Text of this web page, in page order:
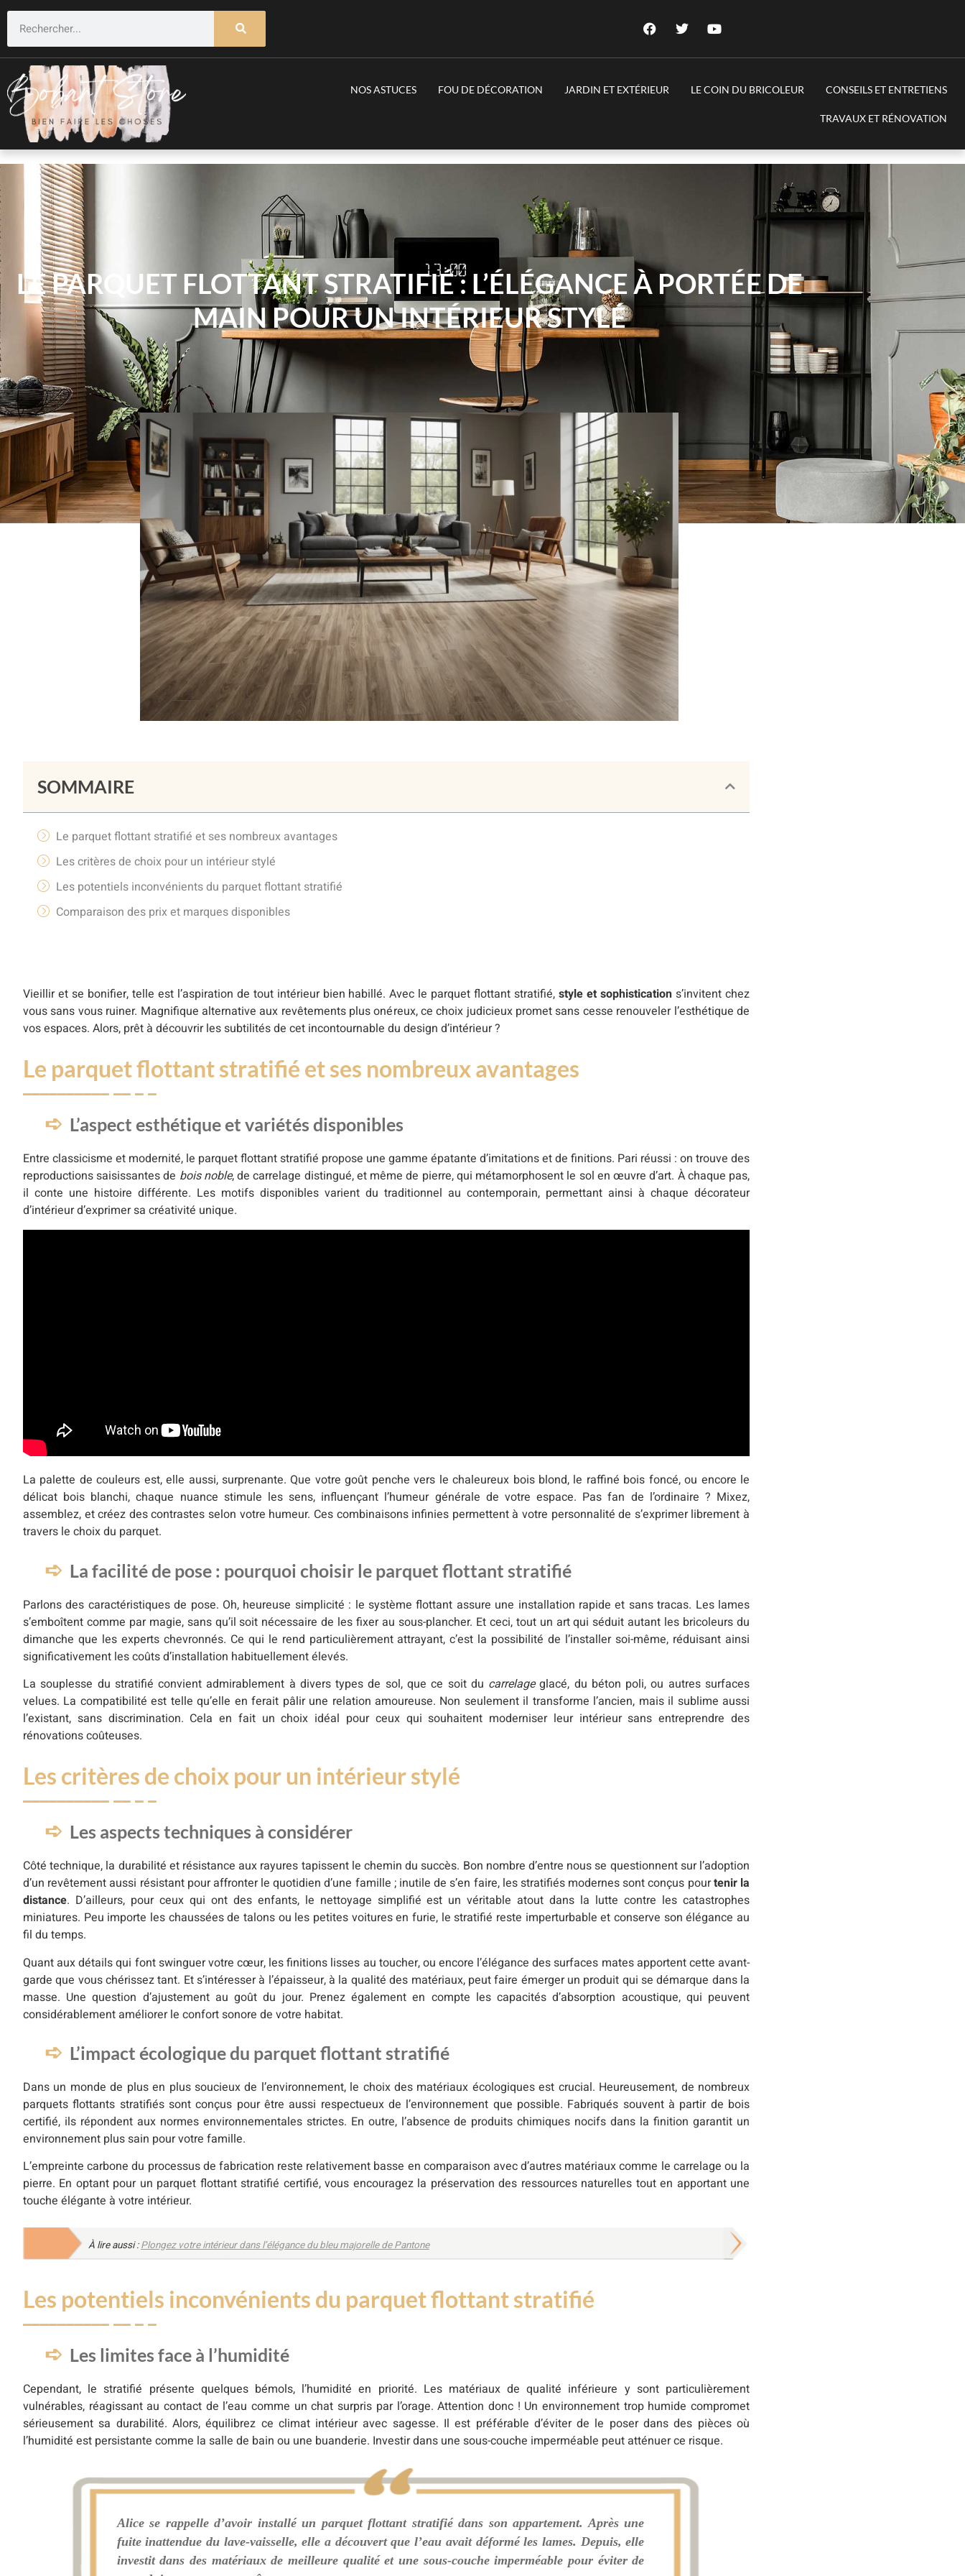
NOS ASTUCES FOU DE DÉCORATION JARDIN ET EXTÉRIEUR LE COIN DU BRICOLEUR CONSEILS ET ENTRETIENS
TRAVAUX ET RÉNOVATION
LE PARQUET FLOTTANT STRATIFIÉ : L’ÉLÉGANCE À PORTÉE DE
MAIN POUR UN INTÉRIEUR STYLÉ
SOMMAIRE
Le parquet flottant stratifié et ses nombreux avantages
Les critères de choix pour un intérieur stylé
Les potentiels inconvénients du parquet flottant stratifié
Comparaison des prix et marques disponibles
Vieillir et se bonifier, telle est l’aspiration de tout intérieur bien habillé. Avec le parquet flottant stratifié,style et sophistication s’invitent chez
vous sans vous ruiner. Magnifique alternative aux revêtements plus onéreux, ce choix judicieux promet sans cesse renouveler l’esthétique de
vos espaces. Alors, prêt à découvrir les subtilités de cet incontournable du design d’intérieur ?
Le parquet flottant stratifié et ses nombreux avantages
L’aspect esthétique et variétés disponibles
Entre classicisme et modernité, le parquet flottant stratifié propose une gamme épatante d’imitations et de finitions. Pari réussi : on trouve des
reproductions saisissantes de bois noble, de carrelage distingué, et même de pierre, qui métamorphosent le sol en œuvre d’art. À chaque pas,
il conte une histoire différente. Les motifs disponibles varient du traditionnel au contemporain, permettant ainsi à chaque décorateur
d’intérieur d’exprimer sa créativité unique.
La palette de couleurs est, elle aussi, surprenante. Que votre goût penche vers le chaleureux bois blond, le raffiné bois foncé, ou encore le
délicat bois blanchi, chaque nuance stimule les sens, influençant l’humeur générale de votre espace. Pas fan de l’ordinaire ? Mixez,
assemblez, et créez des contrastes selon votre humeur. Ces combinaisons infinies permettent à votre personnalité de s’exprimer librement à
travers le choix du parquet.
La facilité de pose : pourquoi choisir le parquet flottant stratifié
Parlons des caractéristiques de pose. Oh, heureuse simplicité : le système flottant assure une installation rapide et sans tracas. Les lames
s’emboîtent comme par magie, sans qu’il soit nécessaire de les fixer au sous-plancher. Et ceci, tout un art qui séduit autant les bricoleurs du
dimanche que les experts chevronnés. Ce qui le rend particulièrement attrayant, c’est la possibilité de l’installer soi-même, réduisant ainsi
significativement les coûts d’installation habituellement élevés.
La souplesse du stratifié convient admirablement à divers types de sol, que ce soit du carrelageglacé, du béton poli, ou autres surfaces
velues. La compatibilité est telle qu’elle en ferait pâlir une relation amoureuse. Non seulement il transforme l’ancien, mais il sublime aussi
l’existant, sans discrimination. Cela en fait un choix idéal pour ceux qui souhaitent moderniser leur intérieur sans entreprendre des
rénovations coûteuses.
Les critères de choix pour un intérieur stylé
Les aspects techniques à considérer
Côté technique, la durabilité et résistance aux rayures tapissent le chemin du succès. Bon nombre d’entre nous se questionnent sur l’adoption
d’un revêtement aussi résistant pour affronter le quotidien d’une famille ; inutile de s’en faire, les stratifiés modernes sont conçus pourtenir la
distance. D’ailleurs, pour ceux qui ont des enfants, le nettoyage simplifié est un véritable atout dans la lutte contre les catastrophes
miniatures. Peu importe les chaussées de talons ou les petites voitures en furie, le stratifié reste imperturbable et conserve son élégance au
fil du temps.
Quant aux détails qui font swinguer votre cœur, les finitions lisses au toucher, ou encore l’élégance des surfaces mates apportent cette avant-
garde que vous chérissez tant. Et s’intéresser à l’épaisseur, à la qualité des matériaux, peut faire émerger un produit qui se démarque dans la
masse. Une question d’ajustement au goût du jour. Prenez également en compte les capacités d’absorption acoustique, qui peuvent
considérablement améliorer le confort sonore de votre habitat.
L’impact écologique du parquet flottant stratifié
Dans un monde de plus en plus soucieux de l’environnement, le choix des matériaux écologiques est crucial. Heureusement, de nombreux
parquets flottants stratifiés sont conçus pour être aussi respectueux de l’environnement que possible. Fabriqués souvent à partir de bois
certifié, ils répondent aux normes environnementales strictes. En outre, l’absence de produits chimiques nocifs dans la finition garantit un
environnement plus sain pour votre famille.
L’empreinte carbone du processus de fabrication reste relativement basse en comparaison avec d’autres matériaux comme le carrelage ou la
pierre. En optant pour un parquet flottant stratifié certifié, vous encouragez la préservation des ressources naturelles tout en apportant une
touche élégante à votre intérieur.
À lire aussi :Plongez votre intérieur dans l’élégance du bleu majorelle de Pantone
Les potentiels inconvénients du parquet flottant stratifié
Les limites face à l’humidité
Cependant, le stratifié présente quelques bémols, l’humidité en priorité. Les matériaux de qualité inférieure y sont particulièrement
vulnérables, réagissant au contact de l’eau comme un chat surpris par l’orage. Attention donc ! Un environnement trop humide compromet
sérieusement sa durabilité. Alors, équilibrez ce climat intérieur avec sagesse. Il est préférable d’éviter de le poser dans des pièces où
l’humidité est persistante comme la salle de bain ou une buanderie. Investir dans une sous-couche imperméable peut atténuer ce risque.
Alice se rappelle d’avoir installé un parquet flottant stratifié dans son appartement. Après une
fuite inattendue du lave-vaisselle, elle a découvert que l’eau avait déformé les lames. Depuis, elle
investit dans des matériaux de meilleure qualité et une sous-couche imperméable pour éviter de